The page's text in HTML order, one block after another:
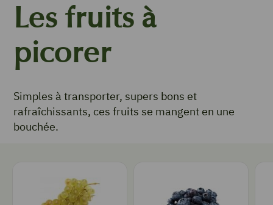
Les fruits à
picorer
Simples à transporter, supers bons et
rafraîchissants, ces fruits se mangent en une
bouchée.
Raisin Myrtille